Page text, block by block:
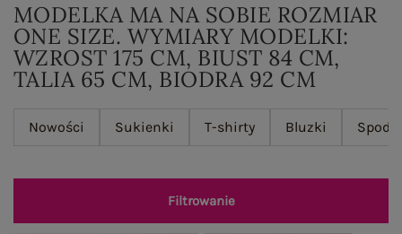
MODELKA MA NA SOBIE ROZMIAR
ONE SIZE. WYMIARY MODELKI:
WZROST 175 CM, BIUST 84 CM,
TALIA 65 CM, BIODRA 92 CM
Nowości Sukienki T-shirty Bluzki
Filtrowanie